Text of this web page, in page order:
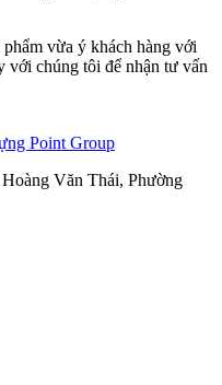
vừa ý khách hàng với
với chúng tôi để nhận tư vấn
Point Group
Văn Thái, Phường